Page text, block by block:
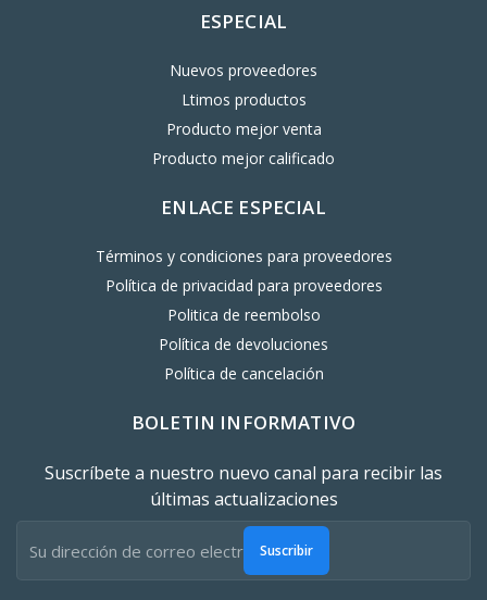
ESPECIAL
Nuevos proveedores
Ltimos productos
Producto mejor venta
Producto mejor calificado
ENLACE ESPECIAL
Términos y condiciones para proveedores
Política de privacidad para proveedores
Politica de reembolso
Política de devoluciones
Política de cancelación
BOLETIN INFORMATIVO
Suscríbete a nuestro nuevo canal para recibir las
últimas actualizaciones
Suscribir